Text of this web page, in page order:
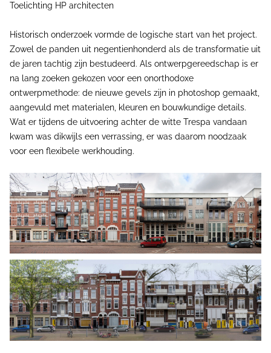
Toelichting HP architecten
Historisch onderzoek vormde de logische start van het project.
Zowel de panden uit negentienhonderd als de transformatie uit
de jaren tachtig zijn bestudeerd. Als ontwerpgereedschap is er
na lang zoeken gekozen voor een onorthodoxe
ontwerpmethode: de nieuwe gevels zijn in photoshop gemaakt,
aangevuld met materialen, kleuren en bouwkundige details.
Wat er tijdens de uitvoering achter de witte Trespa vandaan
kwam was dikwijls een verrassing, er was daarom noodzaak
voor een flexibele werkhouding.